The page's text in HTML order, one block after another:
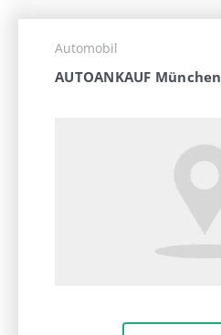
Automobil
AUTOANKAUF München